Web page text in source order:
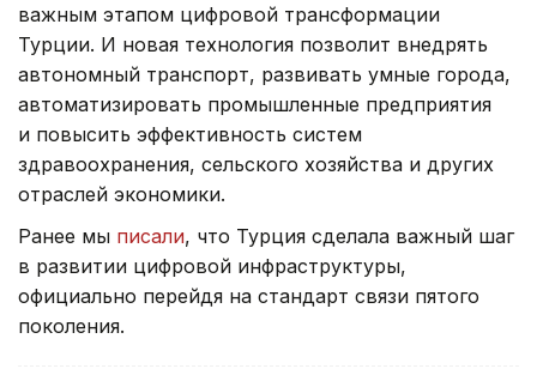
важным этапом цифровой трансформации
Турции. И новая технология позволит внедрять
автономный транспорт, развивать умные города,
автоматизировать промышленные предприятия
и повысить эффективность систем
здравоохранения, сельского хозяйства и других
отраслей экономики.
Ранее мы писали, что Турция сделала важный шаг
в развитии цифровой инфраструктуры,
официально перейдя на стандарт связи пятого
поколения.